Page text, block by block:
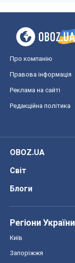
Про компанію
Правова інформація
Реклама на сайті
Редакційна політика
OBOZ.UA
Світ
Блоги
Регіони України
Київ
Запоріжжя